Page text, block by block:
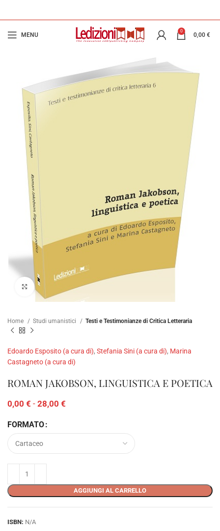
MENU
0
0,00 €
Clicca per ampliare
Home Studi umanistici Testi e Testimonianze di Critica Letteraria
Edoardo Esposito (a cura di), Stefania Sini (a cura di), Marina
Castagneto (a cura di)
ROMAN JAKOBSON, LINGUISTICA E POETICA
0,00 € - 28,00 €
FORMATO
AGGIUNGI AL CARRELLO
ISBN: N/A